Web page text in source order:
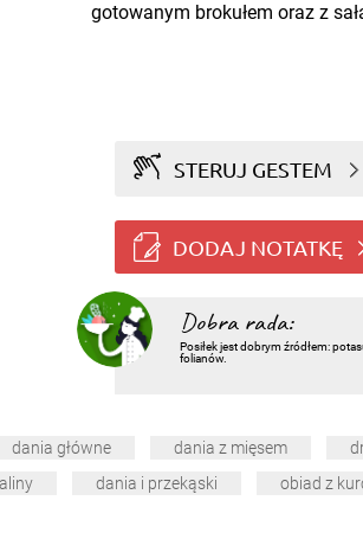
gotowanym brokułem oraz z
STERUJ GESTEM
DODAJ NOTATKĘ
Dobra rada:
Posiłek jestdobrym źródłem:
folianów.
dania główne dania z mięsem
dania i przekąski obiad z